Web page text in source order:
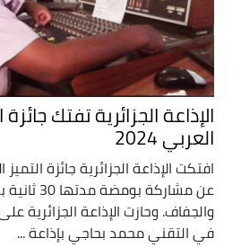
الإذاعة الجزائرية تفتك جائزة
العربي 2024
عن مشاركة
والجفاف. وحازت الإذاعة الجزائرية
في التقني محمد بحاجي بإذاعة ...